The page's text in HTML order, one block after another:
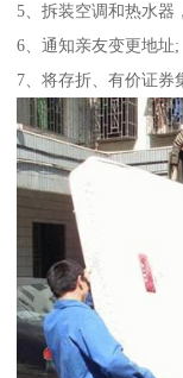
5、拆装空调和热水器
6、通知亲友变更地址;
7、将存折、有价证券